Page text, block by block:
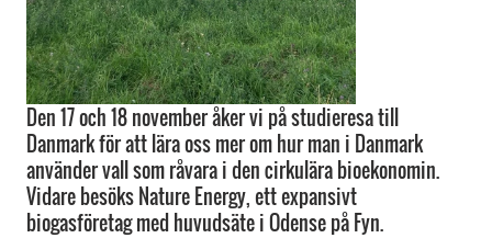
Den 17 och 18 november åker vi på studieresa till
Danmark för att lära oss mer om hur man i Danmark
använder vall som råvara i den cirkulära bioekonomin.
Vidare besöks Nature Energy, ett expansivt
biogasföretag med huvudsäte i Odense på Fyn.